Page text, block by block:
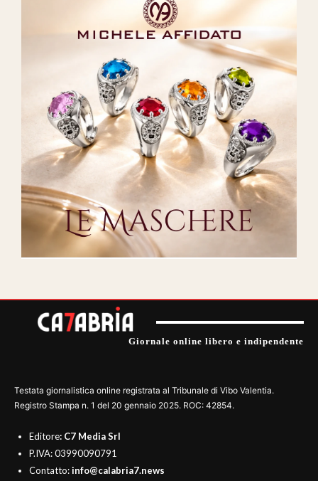
Giornale online libero e indipendente
Testata giornalistica online registrata al Tribunale di Vibo Valentia.
Registro Stampa n. 1 del 20 gennaio 2025. ROC: 42854.
Editore: C7 Media Srl
P.IVA: 03990090791
Contatto:info@calabria7.news